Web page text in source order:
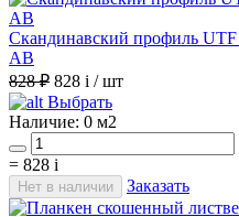
Скандинавский профиль UTF
АВ
828 ₽ 828 i / шт
Выбрать
Наличие: 0 м2
= 828 i
Нет в наличии Заказать